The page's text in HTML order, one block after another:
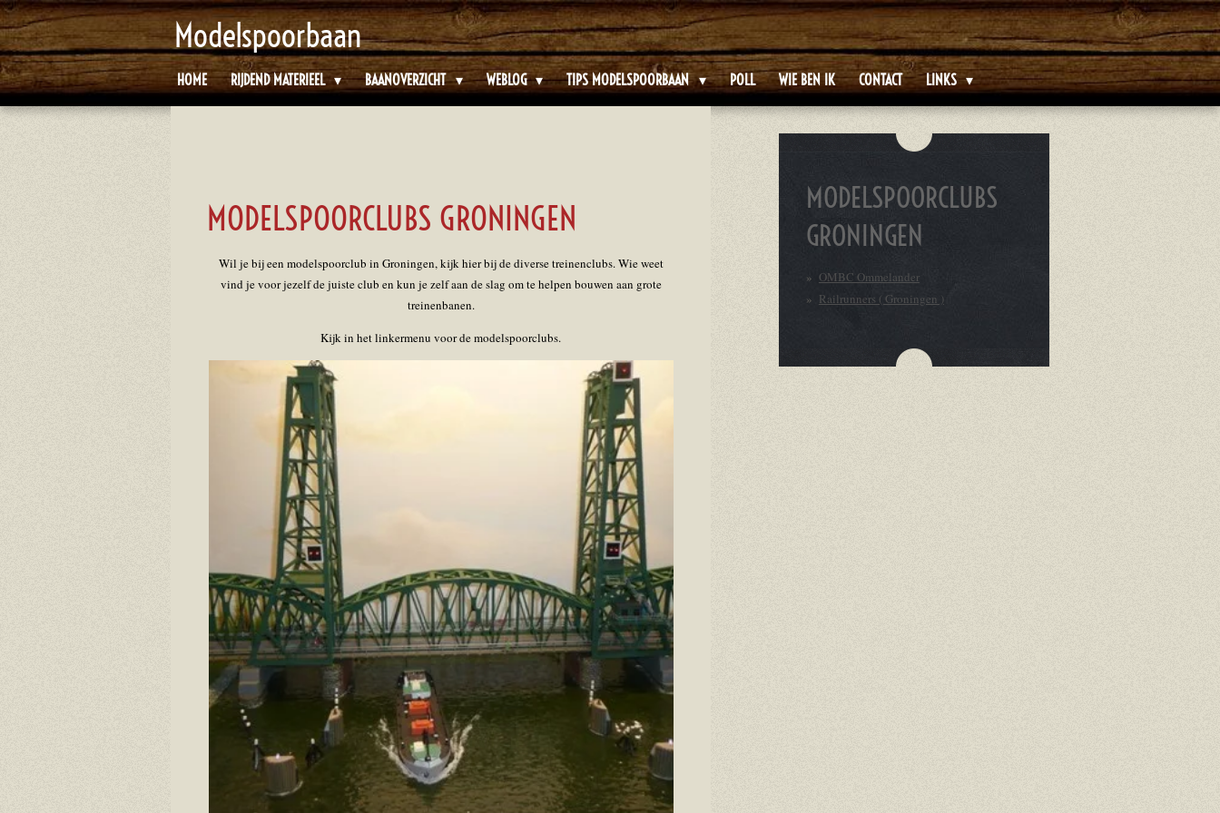
Ga
direct
naar
de
Modelspoorbaan
HOME RIJDEND MATERIEEL BAANOVERZICHT WEBLOG TIPS MODELSPOORBAAN POLL WIE BEN IK CONTACT LINKS
MODELSPOORCLUBS GRONINGEN
Wil je bij een modelspoorclub in Groningen, kijk hier bij de diverse treinenclubs. Wie weet
vind je voor jezelf de juiste club en kun je zelf aan de slag om te helpen bouwen aan grote
treinenbanen.
Kijk in het linkermenu voor de modelspoorclubs.
MODELSPOORCLUBS
GRONINGEN
OMBC Ommelander
Railrunners ( Groningen )